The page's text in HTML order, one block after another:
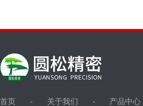
首页 关于我们 产品中心